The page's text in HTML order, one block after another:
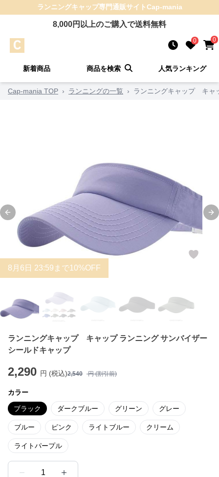
ランニングキャップ専門通販サイトCap-mania
8,000円以上のご購入で送料無料
0 0
新着商品 商品を検索 人気ランキング
Cap-mania TOP › ランニングの一覧 › ランニングキャップ キャ
Previous slide
8 月 6 日 23:59まで10%OFF
ランニングキャップ キャップ ランニング サンバイザー
シールドキャップ
2,290 円 (税込)2,540 円 (割引前)
カラー
ブラック ダークブルー グリーン グレー
ブルー ピンク ライトブルー クリーム
ライトパープル
1